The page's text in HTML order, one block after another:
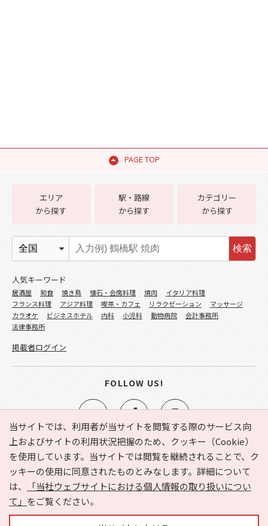
PAGE TOP
当サイトでは、利用者が当サイトを閲覧する際のサービス向
上およびサイトの利用状況把握のため、クッキー（Cookie）
を使用しています。当サイトでは閲覧を継続されることで、ク
ッキーの使用に同意されたものとみなします。詳細について
は、
「当社ウェブサイトにおける個人情報の取り扱いについ
て」 をご覧ください。
e-NAVITA（イーナビタ）とは？ お気に入り
ヘルプ
利用規約
個人情報の取り扱いについて
運営会社
サイトマップ
広告掲載に関するお問い合わせ
エリア
から探す
駅・路線
から探す
カテゴリー
から探す
検索
人気キーワード
居酒屋 和食 焼き鳥 懐石・会席料理 焼肉
イタリア料理
フランス料理
アジア料理 喫茶・カフェ リラクゼーション
マッサージ
カラオケ
ビジネスホテル 内科 小児科 動物病院
会計事務所
法律事務所
掲載者ログイン
FOLLOW US!